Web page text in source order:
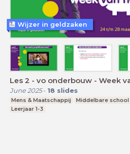
Les 2 - vo onderbouw - Week
June 2025- 18 slides
Mens & Maatschappij Middelbare school
Leerjaar 1-3
Wijzer in geldzaken